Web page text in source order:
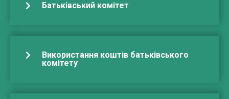
Батьківський комітет
Використання коштів батьківського
комітету